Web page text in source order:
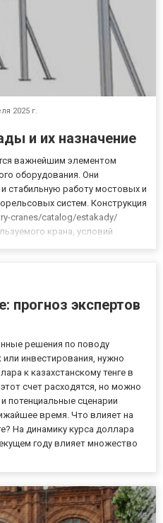
2025 г.
и их назначение
важнейшим элементом
оборудования. Они
стабильную работу мостовых и
систем. Конструкция
cranes/catalog/estakady/
крана, условий
прогноз экспертов
решения по поводу
инвестирования, нужно
к казахстанскому тенге в
счет расходятся, но можно
потенциальные сценарии
время. Что влияет на
На динамику курса доллара
году влияет множество